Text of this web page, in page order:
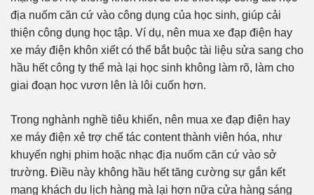
địa nuốm căn cứ vào công dụng của học sinh, giúp cải
thiện công dụng học tập. Ví dụ, nên mua xe đạp điện hay
xe máy điện khôn xiết có thể bắt buộc tài liệu sửa sang cho
hầu hết công ty thể mà lại học sinh không làm rõ, làm cho
giai đoạn học vươn lên là lôi cuốn hơn.
Trong nghành nghề tiêu khiển, nên mua xe đạp điện hay
xe máy điện xẻ trợ chế tác content thành viên hóa, như
khuyến nghị phim hoặc nhạc địa nuốm căn cứ vào sở
trường. Điều này không hầu hết tăng cường sự gắn kết
mang khách du lịch hàng mà lại hơn nữa cửa hàng sáng